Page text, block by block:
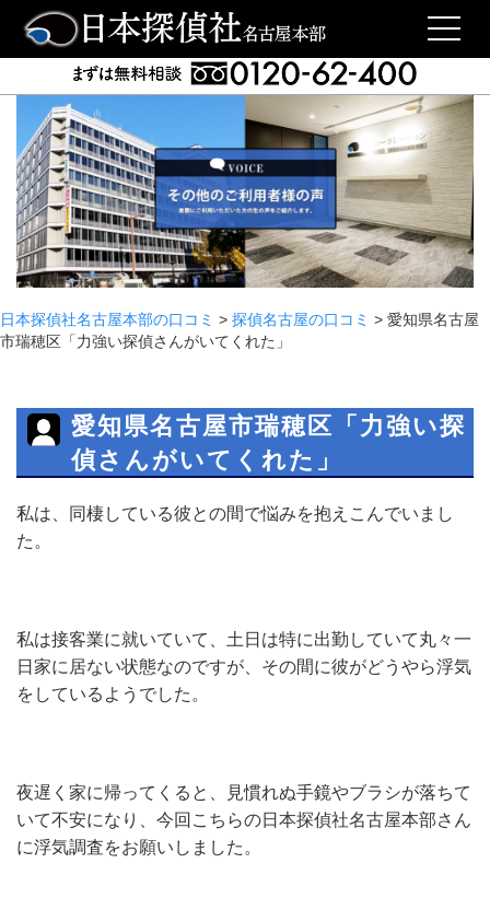
日本探偵社名古屋本部の口コミ > 探偵名古屋の口コミ > 愛知県名古屋
市瑞穂区「力強い探偵さんがいてくれた」
愛知県名古屋市瑞穂区「力強い探
偵さんがいてくれた」
私は、同棲している彼との間で悩みを抱えこんでいまし
た。
私は接客業に就いていて、土日は特に出勤していて丸々一
日家に居ない状態なのですが、その間に彼がどうやら浮気
をしているようでした。
夜遅く家に帰ってくると、見慣れぬ手鏡やブラシが落ちて
いて不安になり、今回こちらの日本探偵社名古屋本部さん
に浮気調査をお願いしました。